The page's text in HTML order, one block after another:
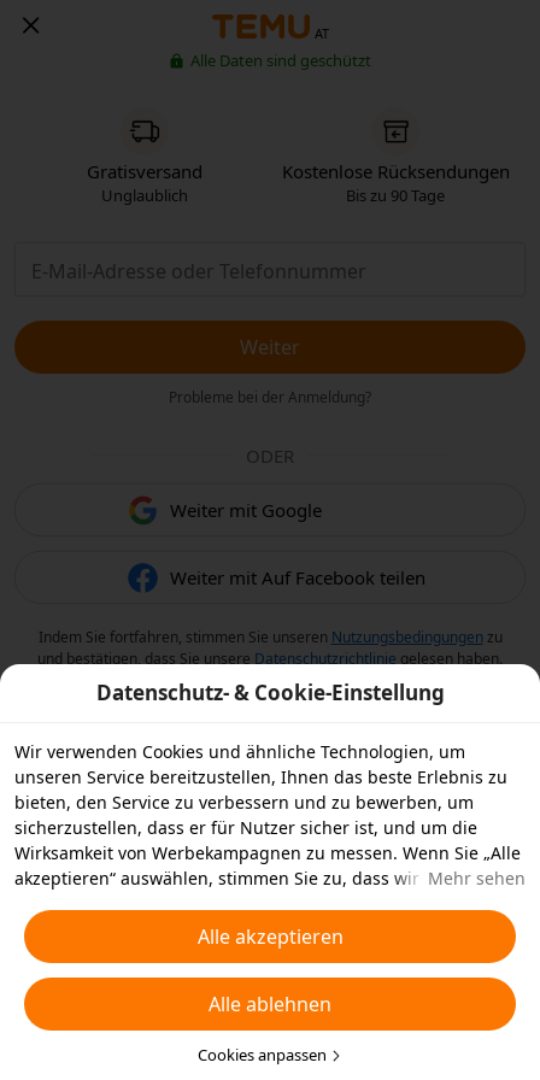
AT
Alle Daten sind geschützt
Gratisversand
Unglaublich
Kostenlose Rücksendungen
Bis zu 90 Tage
Weiter
Probleme bei der Anmeldung?
ODER
Weiter mit Google
Weiter mit Auf Facebook teilen
Indem Sie fortfahren, stimmen Sie unseren Nutzungsbedingungen zu
und bestätigen, dass Sie unsere Datenschutzrichtlinie gelesen haben.
Datenschutz- & Cookie-Einstellung
Wir verwenden Cookies und ähnliche Technologien, um
unseren Service bereitzustellen, Ihnen das beste Erlebnis zu
bieten, den Service zu verbessern und zu bewerben, um
sicherzustellen, dass er für Nutzer sicher ist, und um die
Wirksamkeit von Werbekampagnen zu messen. Wenn Sie „Alle
akzeptieren“ auswählen, stimmen Sie zu, dass wir und die
ähnliche Technologien für Werbezwecke auf Ihrem Gerät
speichern. Alternativ können Sie auch über „Alle ablehnen“
nicht notwendige Cookies ablehnen oder auswählen, welche
Arten von Cookies Sie akzeptieren oder deaktivieren möchten,
indem Sie unten oder jederzeit in Ihren
Datenschutzeinstellungen auf „Cookies anpassen“ klicken.
Mehr sehen
Alle akzeptieren
Alle ablehnen
Cookies anpassen